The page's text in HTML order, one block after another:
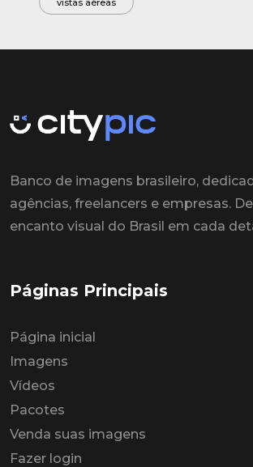
Banco de imagens brasileiro,
agências, freelancers e empresas.
encanto visual do Brasil em cada
Páginas Principais
Página inicial
Imagens
Vídeos
Pacotes
Venda suas imagens
Fazer login